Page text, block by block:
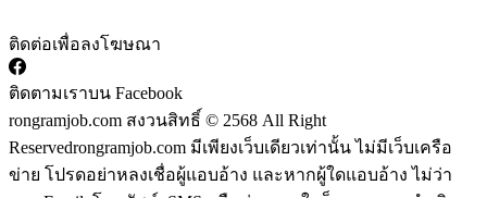
ติดต่อเพื่อลงโฆษณา
ติดตามเราบน Facebook
rongramjob.com สงวนสิทธิ์ © 2568 All Right
Reservedrongramjob.com มีเพียงเว็บเดียวเท่านั้น ไม่มีเว็บเครือ
ข่าย โปรดอย่าหลงเชื่อผู้แอบอ้าง และหากผู้ใดแอบอ้าง ไม่ว่า